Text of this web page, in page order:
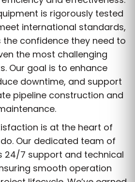
is rigorously tested
international standards,
the confidence they need to
the most challenging
Our goal is to enhance
downtime, and support
pipeline construction and
is at the heart of
Our dedicated team of
24/7 support and technical
smooth operation